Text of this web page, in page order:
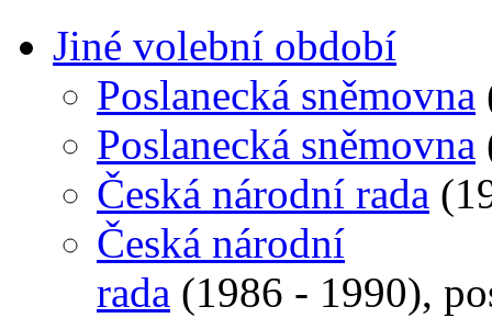
Jiné volební období
Poslanecká sněmovna
Poslanecká sněmovna
Česká národní rada
Česká národní
rada (1986 - 1990),